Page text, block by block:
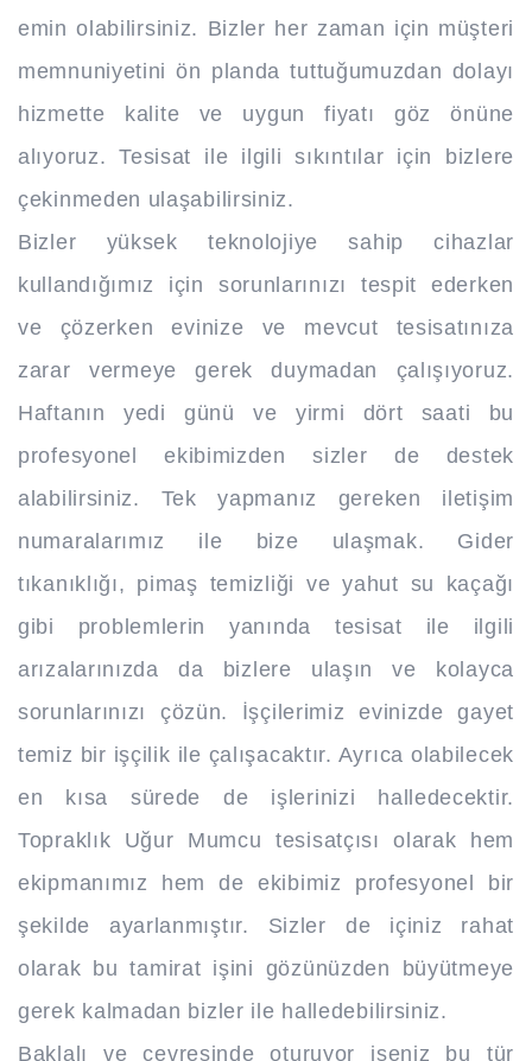
emin olabilirsiniz. Bizler her zaman için müşteri
memnuniyetini ön planda tuttuğumuzdan dolayı
hizmette kalite ve uygun fiyatı göz önüne
alıyoruz. Tesisat ile ilgili sıkıntılar için bizlere
çekinmeden ulaşabilirsiniz.
Bizler yüksek teknolojiye sahip cihazlar
kullandığımız için sorunlarınızı tespit ederken
ve çözerken evinize ve mevcut tesisatınıza
zarar vermeye gerek duymadan çalışıyoruz.
Haftanın yedi günü ve yirmi dört saati bu
profesyonel ekibimizden sizler de destek
alabilirsiniz. Tek yapmanız gereken iletişim
numaralarımız ile bize ulaşmak. Gider
tıkanıklığı, pimaş temizliği ve yahut su kaçağı
gibi problemlerin yanında tesisat ile ilgili
arızalarınızda da bizlere ulaşın ve kolayca
sorunlarınızı çözün. İşçilerimiz evinizde gayet
temiz bir işçilik ile çalışacaktır. Ayrıca olabilecek
en kısa sürede de işlerinizi halledecektir.
Topraklık Uğur Mumcu tesisatçısı olarak hem
ekipmanımız hem de ekibimiz profesyonel bir
şekilde ayarlanmıştır. Sizler de içiniz rahat
olarak bu tamirat işini gözünüzden büyütmeye
gerek kalmadan bizler ile halledebilirsiniz.
Baklalı ve çevresinde oturuyor iseniz bu tür